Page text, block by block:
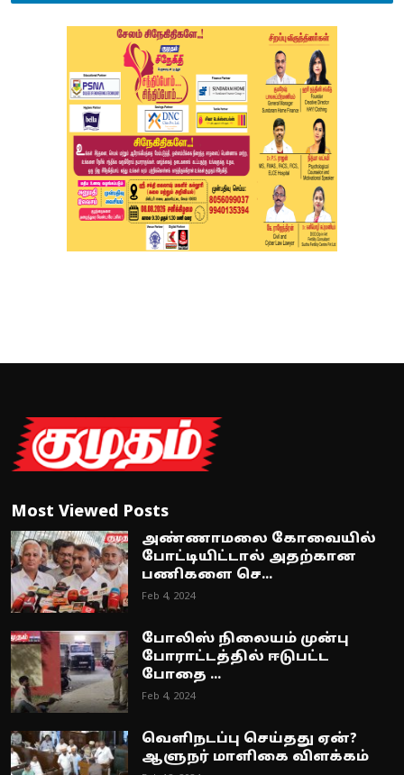
Most Viewed Posts
அண்ணாமலை கோவையில்
போட்டியிட்டால் அதற்கான
பணிகளை செ...
Feb 4, 2024
போலிஸ் நிலையம் முன்பு
போராட்டத்தில் ஈடுபட்ட
போதை ...
Feb 4, 2024
வெளிநடப்பு செய்தது ஏன்?
ஆளுநர் மாளிகை விளக்கம்